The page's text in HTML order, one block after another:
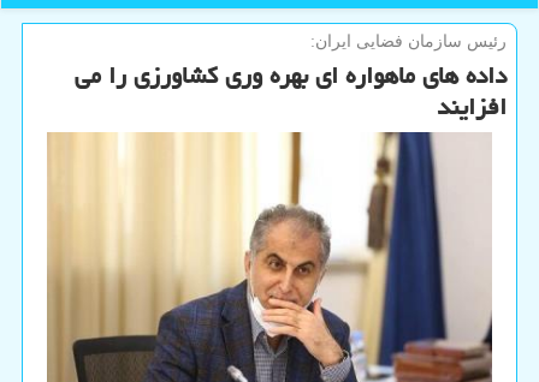
رئیس سازمان فضایی ایران:
داده های ماهواره ای بهره وری کشاورزی را می
افزایند